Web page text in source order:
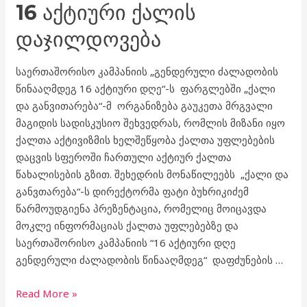
16 ᲐᲥᲢᲘᲣᲠᲘ ᲥᲐᲚᲘᲡ
ᲓᲐᲯᲘᲚᲓᲝᲕᲔᲑᲐ
საერთაშორისო კამპანიის „გენდერული ძალადობის
წინააღმდეგ 16 აქტიური დღე“-ს ფარგლებში „ქალი
და განვითარება“-მ ორგანიზება გაუკეთა მრგვალი
მაგიდის სადისკუსიო შეხვედრას, რომლის მიზანი იყო
ქალთა აქტივიზმის ხელშეწყობა ქალთა უფლებების
დაცვის სფეროში ჩართული აქტიურ ქალთა
წახალისების გზით. შეხედრის მონაწილეებს „ქალი და
განვთარება“-ს დირექტორმა ფატი ბუხრიკიძემ
წარმოუდგიენა პრეზენტაცია, რომელიც მოიცავდა
მოკლე ინფორმაციას ქალთა უფლებებზე და
საერთაშორისო კამპანიის “16 აქტიური დღე
გენდერული ძალადობის წინააღმდეგ“ დაფძუნების …
Read More »